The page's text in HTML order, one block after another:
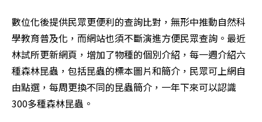
數位化後提供民眾更便利的查詢比對，無形中推動自然科
學教育普及化，而網站也須不斷演進方便民眾查詢。最近
林試所更新網頁，增加了物種的個別介紹，每一週介紹六
種森林昆蟲，包括昆蟲的標本圖片和簡介，民眾可上網自
由點選，每周更換不同的昆蟲簡介，一年下來可以認識
300多種森林昆蟲。